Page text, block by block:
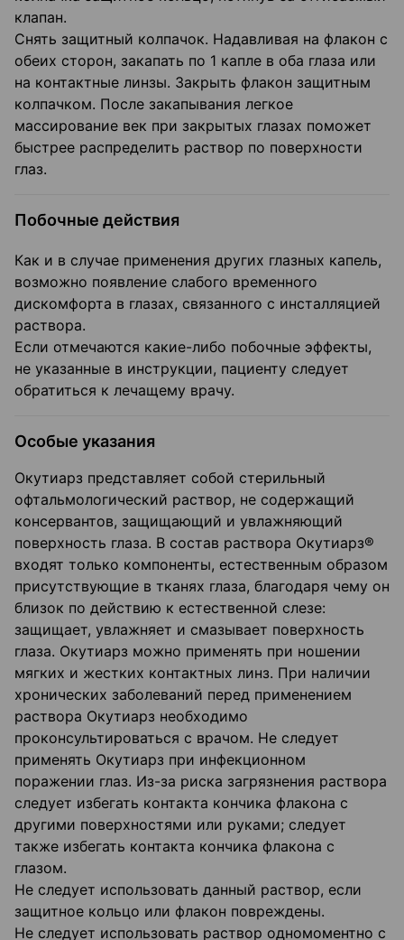
клапан.
Снять защитный колпачок. Надавливая на флакон с
обеих сторон, закапать по 1 капле в оба глаза или
на контактные линзы. Закрыть флакон защитным
колпачком. После закапывания легкое
массирование век при закрытых глазах поможет
быстрее распределить раствор по поверхности
глаз.
Побочные действия
Как и в случае применения других глазных капель,
возможно появление слабого временного
дискомфорта в глазах, связанного с инсталляцией
раствора.
Если отмечаются какие-либо побочные эффекты,
не указанные в инструкции, пациенту следует
обратиться к лечащему врачу.
Особые указания
Окутиарз представляет собой стерильный
офтальмологический раствор, не содержащий
консервантов, защищающий и увлажняющий
поверхность глаза. В состав раствора Окутиарз®
входят только компоненты, естественным образом
присутствующие в тканях глаза, благодаря чему он
близок по действию к естественной слезе:
защищает, увлажняет и смазывает поверхность
глаза. Окутиарз можно применять при ношении
мягких и жестких контактных линз. При наличии
хронических заболеваний перед применением
раствора Окутиарз необходимо
проконсультироваться с врачом. Не следует
применять Окутиарз при инфекционном
поражении глаз. Из-за риска загрязнения раствора
следует избегать контакта кончика флакона с
другими поверхностями или руками; следует
также избегать контакта кончика флакона с
глазом.
Не следует использовать данный раствор, если
защитное кольцо или флакон повреждены.
Не следует использовать раствор одномоментно с